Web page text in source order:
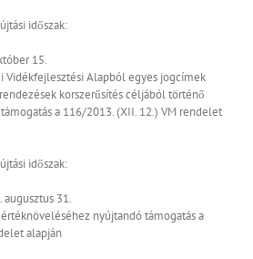
időszak:
15.
Vidékfejlesztési Alapból egyes jogcímek
korszerűsítés céljából történő
a 116/2013. (XII. 12.) VM rendelet
időszak:
augusztus 31.
nyújtandó támogatás a
alapján